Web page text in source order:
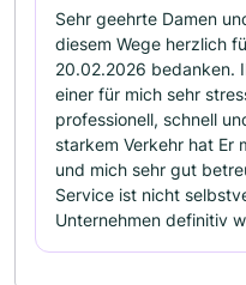
Sehr geehrte Damen
diesem Wege herzlich
20.02.2026 bedanken.
einer für mich sehr
professionell, schnell
starkem Verkehr hat Er
und mich sehr gut
Service ist nicht
Unternehmen definitiv